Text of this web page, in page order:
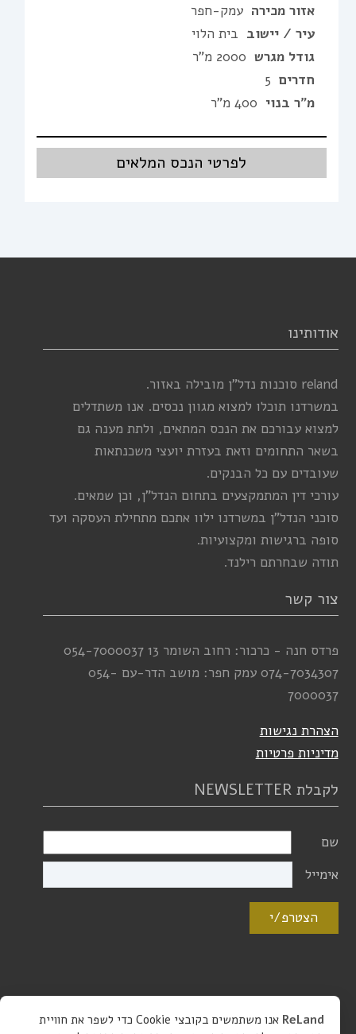
אזור מכירה עמק-חפר
עיר / יישוב בית הלוי
גודל מגרש 2000 מ"ר
חדרים 5
מ"ר בנוי 400 מ"ר
לפרטי הנכס המלאים
אודותינו
reland סוכנות נדל”ן מובילה באזור.
במשרדנו תוכלו למצוא מגוון נכסים. אנו משתדלים
למצוא עבורכם את הנכס המתאים, ולתת מענה גם
בשאר התחומים וזאת בעזרת יועצי משכנתאות
שעובדים עם כל הבנקים.
עורכי דין המתמקצעים בתחום הנדל”ן, וכן שמאים.
סוכני הנדל”ן במשרדנו ילוו אתכם מתחילת העסקה ועד
סופה ברגישות ומקצועיות.
תודה שבחרתם רילנד.
צור קשר
פרדס חנה - כרכור: רחוב השומר 13
054-7000037
074-7034307 עמק חפר: מושב הדר-עם 054-
7000037
הצהרת נגישות
מדיניות פרטיות
לקבלת NEWSLETTER
שם
אימייל
הצטרפ/י
ReLand
אנו משתמשים בקובצי Cookie כדי לשפר את חוויית